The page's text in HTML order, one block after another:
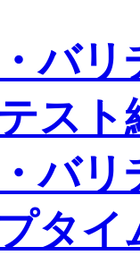
バ
スト
バ
タイ